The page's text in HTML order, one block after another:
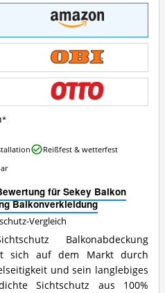
für Sekey Balkon
Balkonverkleidung
Vergleich
Balkonabdeckung
sich auf dem Markt durch
und sein langlebiges
Sichtschutz aus 100%
Reißfest & wetterfest